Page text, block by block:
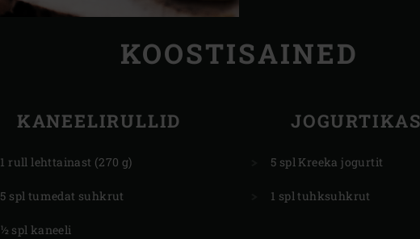
KOOSTISAINED
KANEELIRULLID
1 rull lehttainast (270 g)
5 spl tumedat suhkrut
½ spl kaneeli
5 spl Kreeka jogurtit
1 spl tuhksuhkrut